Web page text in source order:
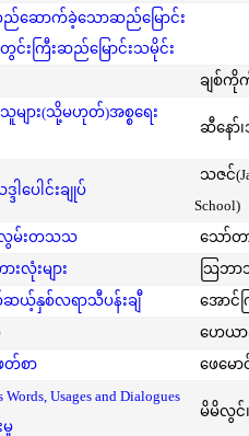
ည်ဆောက်ခဲ့သောဆည်မြောင်း
တွင်းကြီးဆည်မြောင်းသမိုင်း
ချစ်ကို
သူများ(သို့မဟုတ်)အစ္စရေး
ဆီနော်၊
ပေါင်းချုပ်
သဇင်
School)
လွမ်းတသသ
သော်တ
လုံးများ
သြဘာ
ယ့်နှစ်လရာသီပန်းချီ
အောင်
ဟေယာ
တ်စာ ဖေမော
Usages and Dialogues
မှု
မိမိလွင်၊